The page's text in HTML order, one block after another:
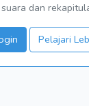
dan
Pelajari